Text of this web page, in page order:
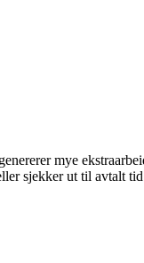
mye
sjekker ut til avtalt